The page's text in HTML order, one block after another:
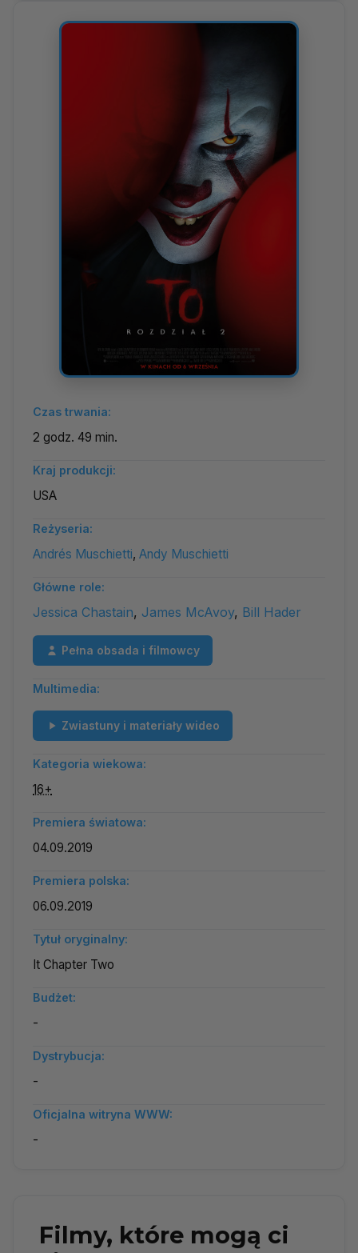
Czas trwania:
2 godz. 49 min.
Kraj produkcji:
USA
Reżyseria:
Andrés Muschietti, Andy Muschietti
Główne role:
Jessica Chastain, James McAvoy, Bill Hader
Pełna obsada i filmowcy
Multimedia:
Zwiastuny i materiały wideo
Kategoria wiekowa:
16+
Premiera światowa:
04.09.2019
Premiera polska:
06.09.2019
Tytuł oryginalny:
It Chapter Two
Budżet:
-
Dystrybucja:
-
Oficjalna witryna WWW:
-
Filmy, które mogą ci